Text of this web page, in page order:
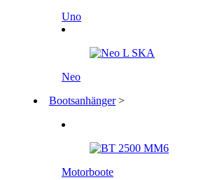
Uno
Neo
Bootsanhänger >
Motorboote